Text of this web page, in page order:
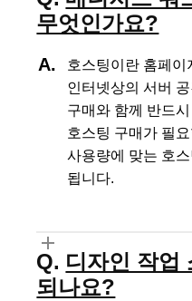
무엇인가요?
호스팅이란 홈페이
인터넷상의 서버
구매와 함께 반드
호스팅 구매가 필
사용량에 맞는 호
됩니다.
디자인 작업
되나요?